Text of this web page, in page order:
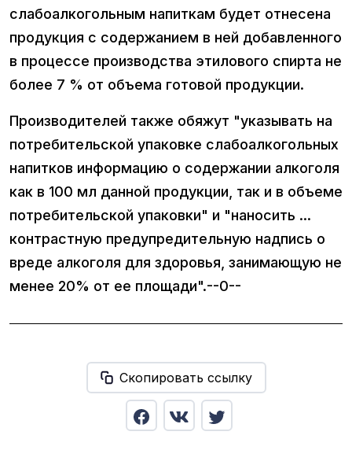
слабоалкогольным напиткам будет отнесена
продукция с содержанием в ней добавленного
в процессе производства этилового спирта не
более 7 % от объема готовой продукции.
Производителей также обяжут "указывать на
потребительской упаковке слабоалкогольных
напитков информацию о содержании алкоголя
как в 100 мл данной продукции, так и в объеме
потребительской упаковки" и "наносить ...
контрастную предупредительную надпись о
вреде алкоголя для здоровья, занимающую не
менее 20% от ее площади".--0--
Скопировать ссылку